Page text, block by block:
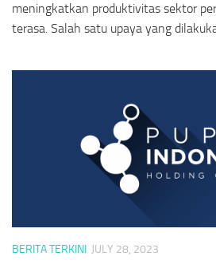
meningkatkan produktivitas sektor
terasa. Salah satu upaya yang
BERITA TERKINI JULY 28, 2023